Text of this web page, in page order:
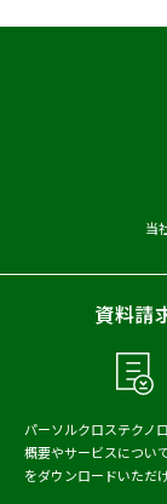
当
資料請
パーソルクロステクノ
概要やサービスについ
をダウンロードいただ